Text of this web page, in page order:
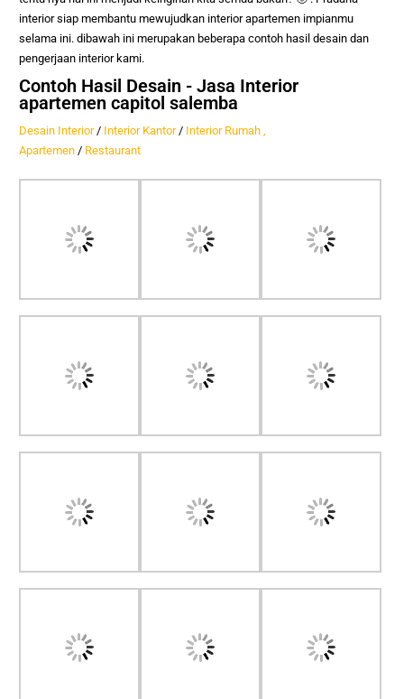
interior siap membantu mewujudkan interior apartemen impianmu
selama ini. dibawah ini merupakan beberapa contoh hasil desain dan
pengerjaan interior kami.
Contoh Hasil Desain - Jasa Interior
apartemen capitol salemba
Desain Interior/ Interior Kantor/ Interior Rumah ,
Apartemen / Restaurant